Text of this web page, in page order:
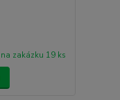
na zakázku 19 ks